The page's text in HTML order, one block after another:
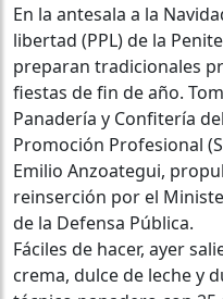
En la antesala a la
libertad (PPL) de la
preparan tradicionales
fiestas de fin de año.
Panadería y Confitería
Promoción Profesional
Emilio Anzoategui,
reinserción por el
de la Defensa Pública.
Fáciles de hacer, ayer
crema, dulce de leche y